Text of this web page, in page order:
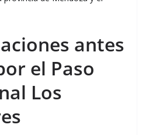
antes
el Paso
Los